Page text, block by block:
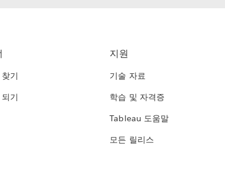
기
기
지원
기술 자료
학습 및 자격증
Tableau 도움말
모든 릴리스